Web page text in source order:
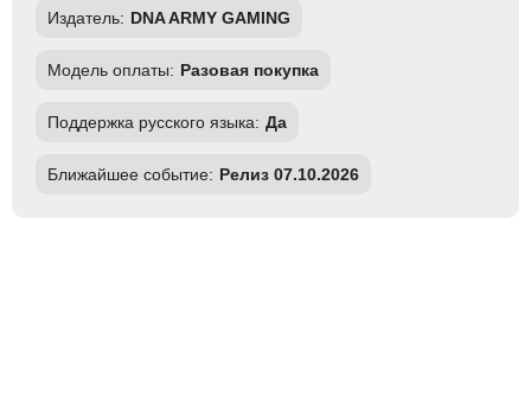
Издатель: DNA ARMY GAMING
Модель оплаты: Разовая покупка
Поддержка русского языка: Да
Ближайшее событие: Релиз 07.10.2026